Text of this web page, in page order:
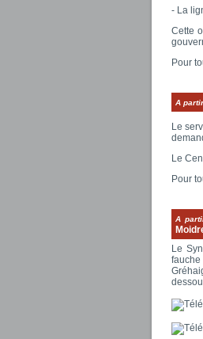
- La
Cette
Pour
A
Le
Le
Pour
A
Le